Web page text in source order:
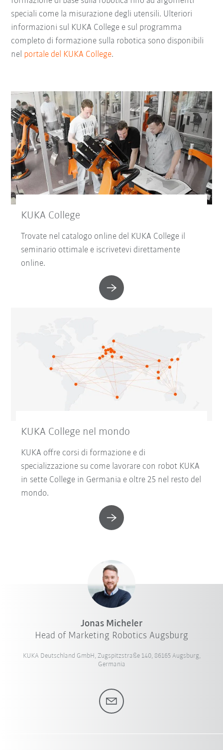
speciali come la misurazione degli utensili. Ulteriori
informazioni sul KUKA College e sul programma
completo di formazione sulla robotica sono disponibili
nel portale del KUKA College.
KUKA College
Trovate nel catalogo online del KUKA College il
seminario ottimale e iscrivetevi direttamente
online.
KUKA College nel mondo
KUKA offre corsi di formazione e di
specializzazione su come lavorare con robot KUKA
in sette College in Germania e oltre 25 nel resto del
mondo.
Jonas Micheler
Head of Marketing Robotics Augsburg
KUKA Deutschland GmbH, Zugspitzstraße 140, 86165 Augsburg,
Germania